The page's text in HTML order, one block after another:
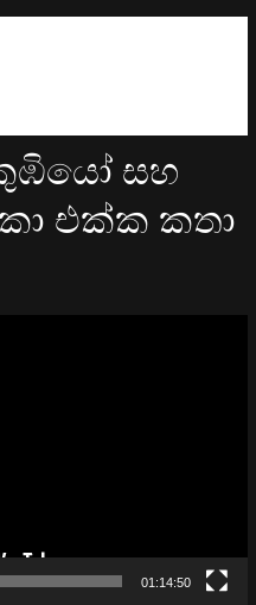
සහ
එක්ක කතා
01:14:50